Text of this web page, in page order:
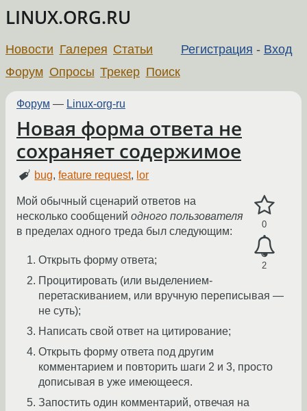
LINUX.ORG.RU
Регистрация - Вход
Новости Галерея Статьи
Форум Опросы Трекер Поиск
Форум — Linux-org-ru
Новая форма ответа не
сохраняет содержимое
bug,feature request, lor
0
2
Мой обычный сценарий ответов на
несколько сообщений одного пользователя
в пределах одного треда был следующим:
Открыть форму ответа;
Процитировать (или выделением-
перетаскиванием, или вручную переписывая —
не суть);
Написать свой ответ на цитирование;
Открыть форму ответа под другим
комментарием и повторить шаги 2 и 3, просто
дописывая в уже имеющееся.
Запостить один комментарий, отвечая на